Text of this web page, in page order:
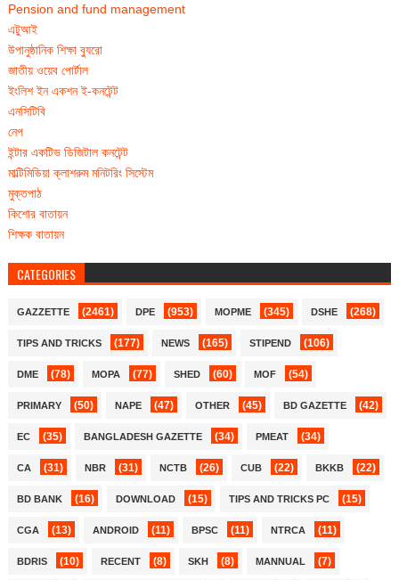
Pension and fund management
এটুআই
উপানুষ্ঠানিক শিক্ষা ব্যুরো
জাতীয় ওয়েব পোর্টাল
ইংলিশ ইন একশন ই-কনটেন্ট
এনসিটিবি
নেপ
ইন্টার একটিভ ডিজিটাল কনটেন্ট
মাল্টিমিডিয়া ক্লাশরুম মনিটরিং সিস্টেম
মুক্তপাঠ
কিশোর বাতায়ন
শিক্ষক বাতায়ন
CATEGORIES
GAZZETTE (2461) DPE (953) MOPME (345) DSHE (268)
TIPS AND TRICKS (177) NEWS (165) STIPEND (106)
DME (78) MOPA (77) SHED (60) MOF (54)
PRIMARY (50) NAPE (47) OTHER (45) BD GAZETTE (42)
EC (35) BANGLADESH GAZETTE (34) PMEAT (34)
CA (31) NBR (31) NCTB (26) CUB (22) BKKB (22)
BD BANK (16) DOWNLOAD (15) TIPS AND TRICKS PC (15)
CGA (13) ANDROID (11) BPSC (11) NTRCA (11)
BDRIS (10) RECENT (8) SKH (8) MANNUAL (7)